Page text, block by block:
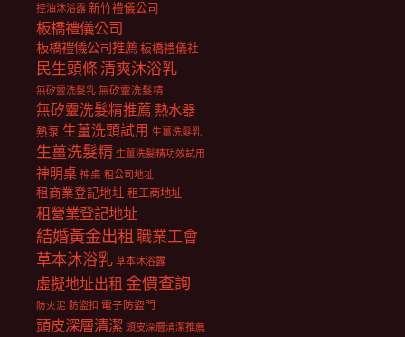
控油沐浴露 新竹禮儀公司
板橋禮儀公司
板橋禮儀公司推薦板橋禮儀社
民生頭條清爽沐浴乳
無矽靈洗髮乳 無矽靈洗髮精
無矽靈洗髮精推薦 熱水器
熱泵 生薑洗頭試用 生薑洗髮乳
生薑洗髮精 生薑洗髮精功效試用
神明桌 神桌 租公司地址
租商業登記地址 租工商地址
租營業登記地址
結婚黃金出租職業工會
草本沐浴乳 草本沐浴露
虛擬地址出租 金價查詢
防火泥 防盜扣 電子防盜門
頭皮深層清潔 頭皮深層清潔推薦